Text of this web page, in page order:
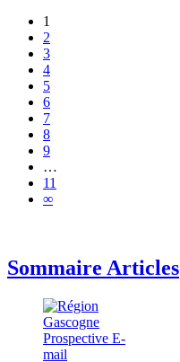
1
2
3
4
5
6
7
8
9
…
11
∞
Sommaire Articles